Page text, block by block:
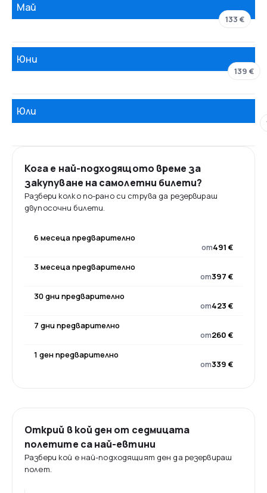
Май
133 €
Юни
139 €
Юли
Кога е най-подходящото време за
закупуване на самолетни билети?
Разбери колко по-рано си струва да резервираш
двупосочни билети.
6 месеца предварително
от491 €
3 месеца предварително
от397 €
30 дни предварително
от423 €
7 дни предварително
от260 €
1 ден предварително
от339 €
Открий в кой ден от седмицата
полетите са най-евтини
Разбери кой е най-подходящият ден да резервираш
полет.